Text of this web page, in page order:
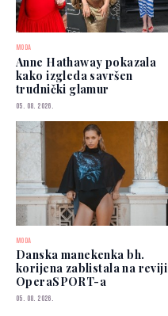
MODA
Anne Hathaway pokazala
kako izgleda savršen
trudnički glamur
05. 08. 2026.
MODA
Danska manekenka bh.
korijena zablistala na reviji
OperaSPORT-a
05. 08. 2026.